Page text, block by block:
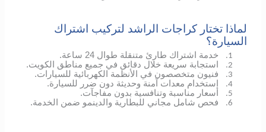
لماذا تختار كراجات الراشد لتركيب اشتراك
السيارة؟
1. خدمة اشتراك طارئ متنقلة طوال 24 ساعة.
2. استجابة سريعة خلال دقائق في جميع مناطق الكويت.
3. فنيون متخصصون في الأنظمة الكهربائية للسيارات.
4. استخدام معدات آمنة وحديثة دون ضرر للسيارة.
5. أسعار مناسبة وتنافسية بدون مفاجآت.
6. فحص شامل مجاني للبطارية والدينمو ضمن الخدمة.